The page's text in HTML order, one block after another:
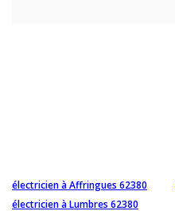
électricien à Affringues 62380
électricien à Lumbres 62380